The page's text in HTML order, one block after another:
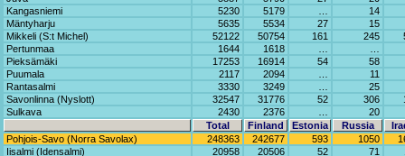
Kangasniemi
5230 5179 14
Mäntyharju
5635 5534 27 15
Mikkeli (S:t Michel)
52122 50754 161 245
Pertunmaa
1644 1618
Pieksämäki
17253 16914 54 58
Puumala
2117 2094 11
Rantasalmi
3330 3249 25
Savonlinna (Nyslott)
32547 31776 52 306
Sulkava
2430 2376 20
Total
Finland Estonia Russia
Pohjois-Savo (Norra Savolax)
248363 242677 593 1050
Iisalmi (Idensalmi)
20958 20506 52 71